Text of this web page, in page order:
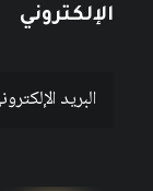
الإلكتروني